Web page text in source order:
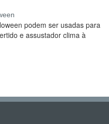
podem ser usadas para
e assustador clima à